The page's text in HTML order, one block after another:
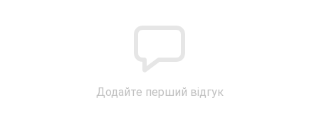
Додайте перший відгук